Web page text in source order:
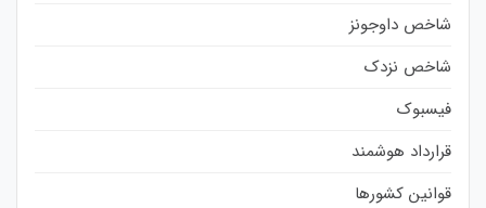
شاخص داوجونز
شاخص نزدک
فیسبوک
قرارداد هوشمند
قوانین کشورها